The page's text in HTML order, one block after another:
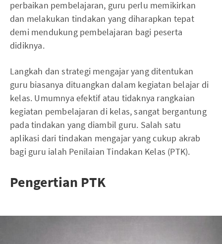
perbaikan pembelajaran, guru perlu memikirkan
dan melakukan tindakan yang diharapkan tepat
demi mendukung pembelajaran bagi peserta
didiknya.
Langkah dan strategi mengajar yang ditentukan
guru biasanya dituangkan dalam kegiatan belajar di
kelas. Umumnya efektif atau tidaknya rangkaian
kegiatan pembelajaran di kelas, sangat bergantung
pada tindakan yang diambil guru. Salah satu
aplikasi dari tindakan mengajar yang cukup akrab
bagi guru ialah Penilaian Tindakan Kelas (PTK).
Pengertian PTK